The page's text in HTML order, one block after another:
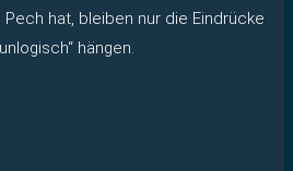
Pech hat, bleiben nur die Eindrücke
hängen.